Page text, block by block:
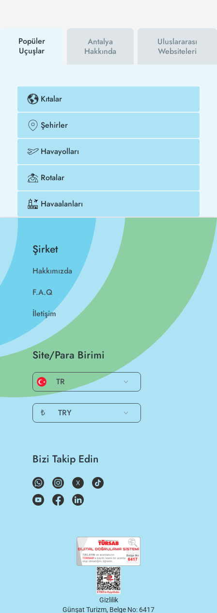
satın alabilirsiniz.
Popüler
Uçuşlar
Antalya
Hakkında
Uluslararası
Websiteleri
Kıtalar
Şehirler
Havayolları
Rotalar
Havaalanları
Şirket
Hakkımızda
F.A.Q
İletişim
Site/Para Birimi
TR
₺ TRY
Bizi Takip Edin
Gizlilik
Günşat Turizm, Belge No: 6417